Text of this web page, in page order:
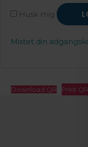
Husk mig
Mistet din
Download QR Print QR